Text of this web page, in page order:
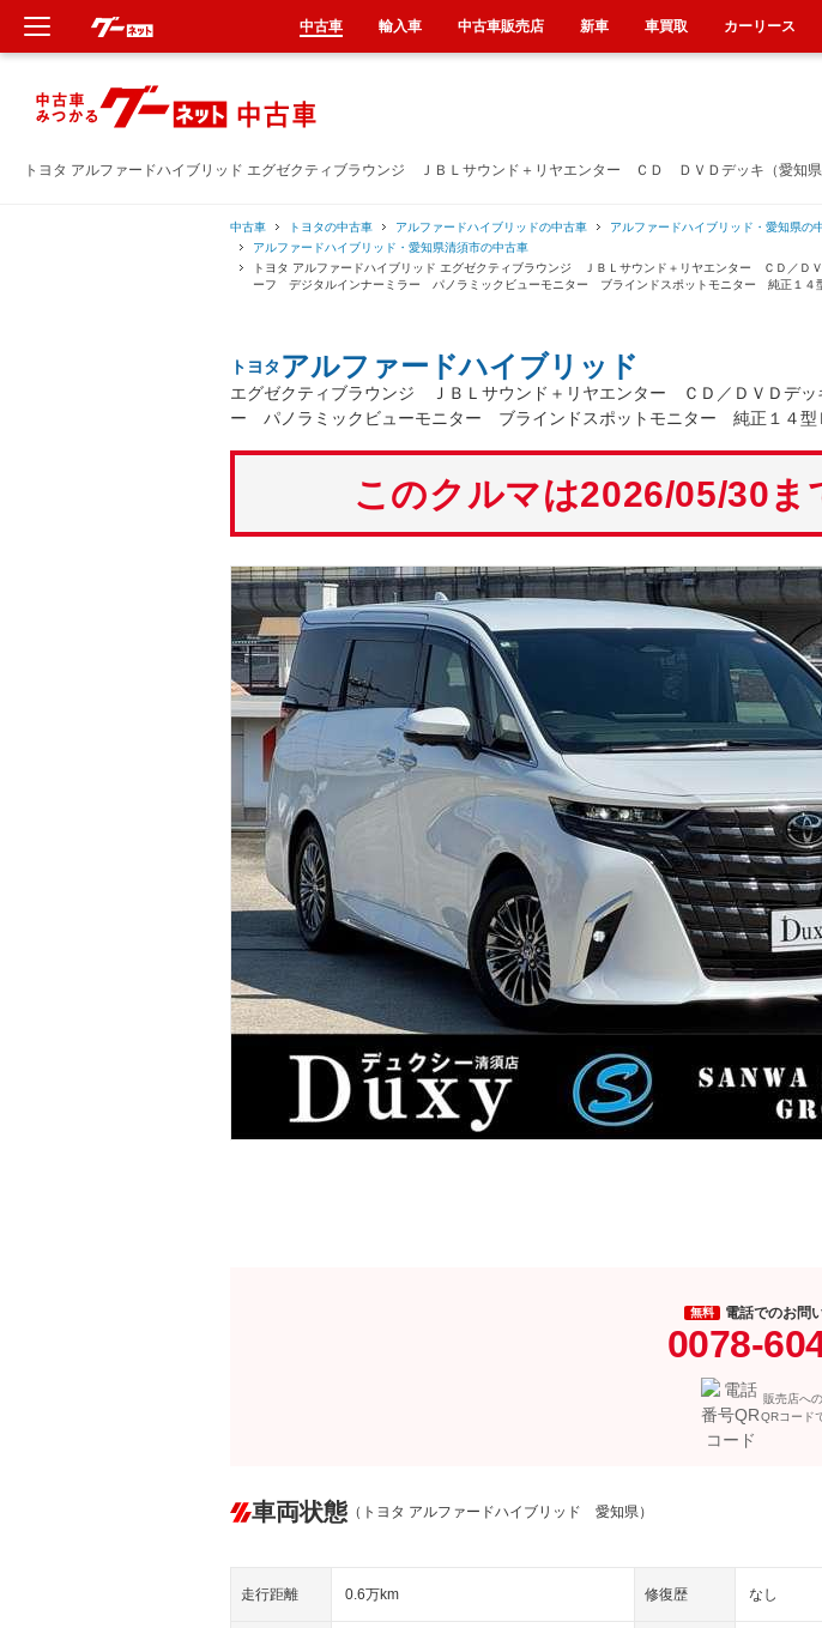
トヨタ アルファードハイブリッド エグゼクティブラウンジ ＪＢＬサウンド＋リヤエンター ＣＤ ＤＶＤデッキ（愛知
中古車 トヨタの中古車 アルファードハイブリッドの中古車
アルファードハイブリッド・愛知県の
アルファードハイブリッド・愛知県清須市の中古車
トヨタ アルファードハイブリッド エグゼクティブラウンジ ＪＢＬサウンド＋リヤエンター ＣＤ／
ーフ デジタルインナーミラー パノラミックビューモニター ブラインドスポットモニター 純正１
トヨタ アルファードハイブリッド
エグゼクティブラウンジ ＪＢＬサウンド＋リヤエンター ＣＤ／ＤＶＤ
ー パノラミックビューモニター ブラインドスポットモニター 純正１４
このクルマは2026/05/30
無料 電話でのお問
0078-
販売店へ
QRコード
車両状態 （トヨタ アルファードハイブリッド 愛知県）
走行距離 0.6万km 修復歴 なし
中古車 輸入車 中古車販売店 新車 車買取 カーリース
新車
中古車